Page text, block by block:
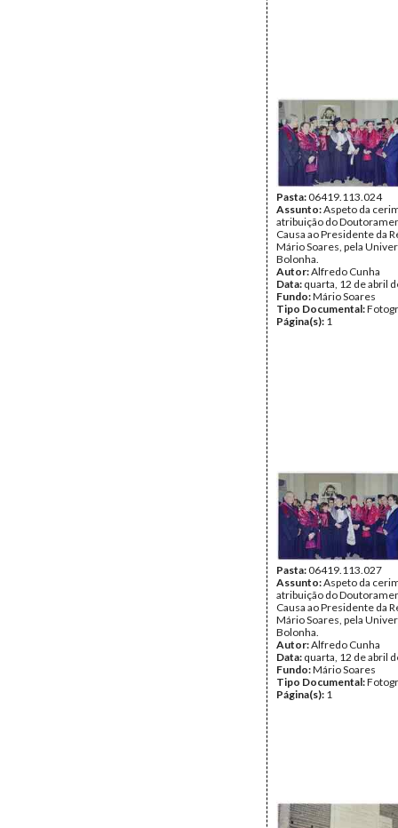
Pasta:06419.113.024
Assunto:Aspeto da
atribuição do
Causa ao Presidente da
Mário Soares, pela
Bolonha.
Autor:Alfredo Cunha
Data: quarta, 12 de abril
Fundo:Mário Soares
Tipo Documental:
Página(s): 1
Pasta:06419.113.027
Assunto:Aspeto da
atribuição do
Causa ao Presidente da
Mário Soares, pela
Bolonha.
Autor:Alfredo Cunha
Data: quarta, 12 de abril
Fundo:Mário Soares
Tipo Documental:
Página(s): 1